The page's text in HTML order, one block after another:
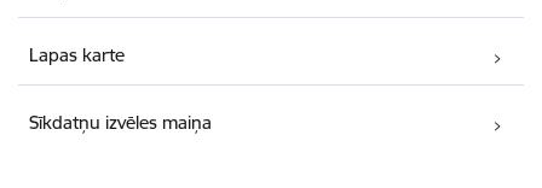
Lapas karte
Sīkdatņu izvēles maiņa